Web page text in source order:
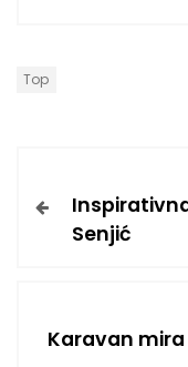
Top
Senjić
Karavan